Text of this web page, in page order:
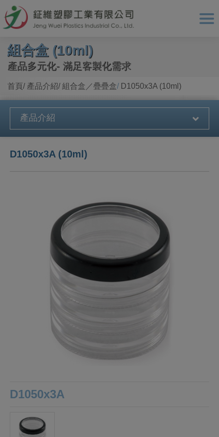
組合盒 (10ml)
產品多元化- 滿足客製化需求
首頁 產品介紹 組合盒／疊疊盒 D1050x3A (10ml)
產品介紹
D1050x3A (10ml)
D1050x3A
Cookie管理面板